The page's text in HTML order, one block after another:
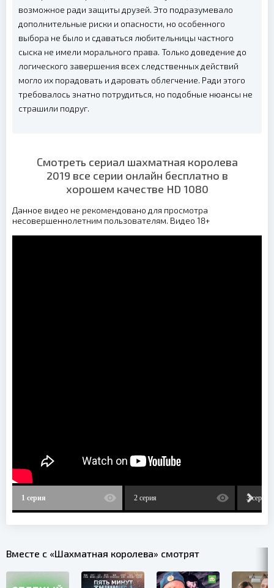
возможное ради защиты друзей. Это подразумевало
дополнительные риски и опасности, но особенного
выбора не было и сдаваться любительницы частного
сыска не имели морального права. Только доведение до
логического завершения всех следственных действий
могло их порадовать и даровать облегчение. Ради этого
требовалось знатно потрудиться, но подобные нюансы не
страшили подруг.
Смотреть сериал шахматная королева
2019 все серии онлайн бесплатно в
хорошем качестве HD 1080
Данное видео не рекомендовано для просмотра
несовершеннолетним пользователям. Видео 18+
1 серия 2 серия 3 серия
Вместе с «Шахматная королева» смотрят